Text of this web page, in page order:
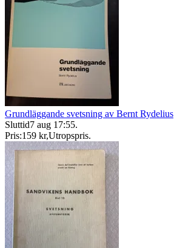
Grundläggande svetsning av Bernt Rydelius
Sluttid7 aug 17:55.
Pris:159 kr,Utropspris.